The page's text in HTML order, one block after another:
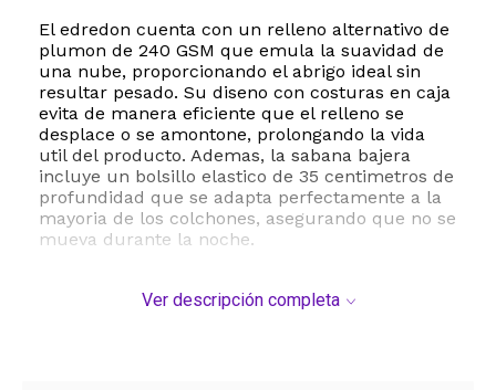
El edredon cuenta con un relleno alternativo de
plumon de 240 GSM que emula la suavidad de
una nube, proporcionando el abrigo ideal sin
resultar pesado. Su diseno con costuras en caja
evita de manera eficiente que el relleno se
desplace o se amontone, prolongando la vida
util del producto. Ademas, la sabana bajera
incluye un bolsillo elastico de 35 centimetros de
profundidad que se adapta perfectamente a la
mayoria de los colchones, asegurando que no se
mueva durante la noche.
ya que es apto para lavado a maquina en ciclo
Ver descripción completa